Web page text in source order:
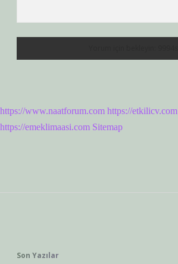
https://www.naatforum.com https://etkilicv.com
https://emeklimaasi.com Sitemap
Son Yazılar